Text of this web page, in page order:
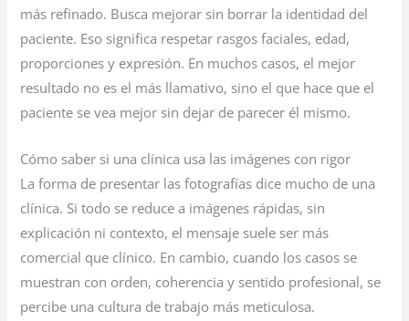
más refinado. Busca mejorar sin borrar la identidad del
paciente. Eso significa respetar rasgos faciales, edad,
proporciones y expresión. En muchos casos, el mejor
resultado no es el más llamativo, sino el que hace que el
paciente se vea mejor sin dejar de parecer él mismo.
Cómo saber si una clínica usa las imágenes con rigor
La forma de presentar las fotografías dice mucho de una
clínica. Si todo se reduce a imágenes rápidas, sin
explicación ni contexto, el mensaje suele ser más
comercial que clínico. En cambio, cuando los casos se
muestran con orden, coherencia y sentido profesional, se
percibe una cultura de trabajo más meticulosa.